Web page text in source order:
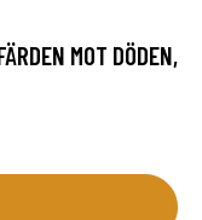
MOT DÖDEN,